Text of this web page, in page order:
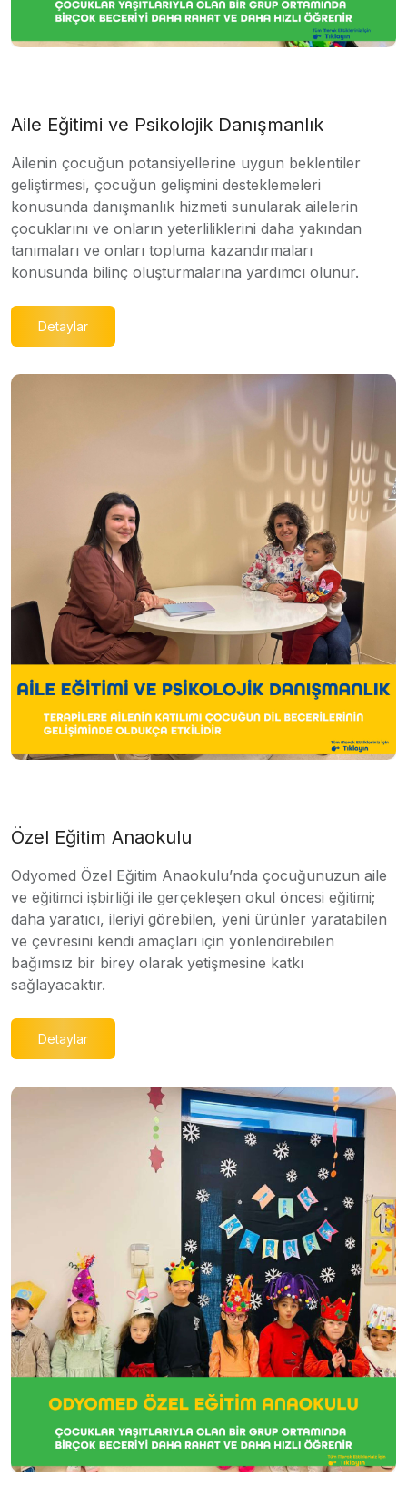
Aile Eğitimi ve Psikolojik Danışmanlık
Ailenin çocuğun potansiyellerine uygun beklentiler
geliştirmesi, çocuğun gelişmini desteklemeleri
konusunda danışmanlık hizmeti sunularak ailelerin
çocuklarını ve onların yeterliliklerini daha yakından
tanımaları ve onları topluma kazandırmaları
konusunda bilinç oluşturmalarına yardımcı olunur.
Detaylar
Özel Eğitim Anaokulu
Odyomed Özel Eğitim Anaokulu’nda çocuğunuzun aile
ve eğitimci işbirliği ile gerçekleşen okul öncesi eğitimi;
daha yaratıcı, ileriyi görebilen, yeni ürünler yaratabilen
ve çevresini kendi amaçları için yönlendirebilen
bağımsız bir birey olarak yetişmesine katkı
sağlayacaktır.
Detaylar